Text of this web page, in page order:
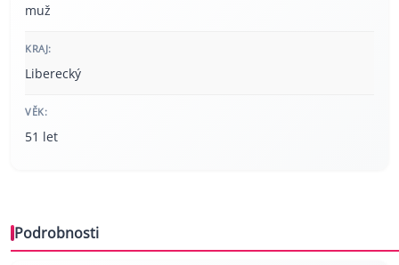
muž
KRAJ:
Liberecký
VĚK:
51 let
Podrobnosti